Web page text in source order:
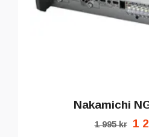
Nakamichi
1 995 kr 1